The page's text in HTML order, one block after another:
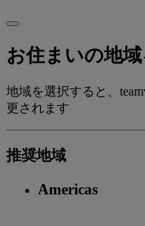
お住まいの地
地域を選択すると、
更されます
推奨地域
Americas